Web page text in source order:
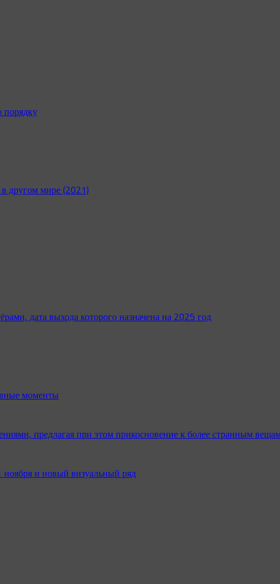
другом мире (2021)
дата выхода которого назначена на 2025 год
моменты
предлагая при этом прикосновение к более странным
и новый визуальный ряд